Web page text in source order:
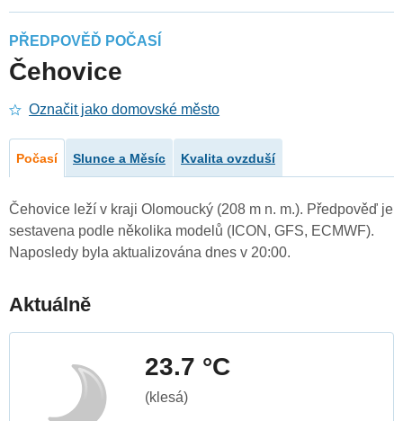
PŘEDPOVĚĎ POČASÍ
Čehovice
Označit jako domovské město
Počasí Slunce a Měsíc Kvalita ovzduší
Čehovice leží v kraji Olomoucký (208 m n. m.). Předpověď je
sestavena podle několika modelů (ICON, GFS, ECMWF).
Naposledy byla aktualizována dnes v 20:00.
Aktuálně
23.7 °C
(klesá)